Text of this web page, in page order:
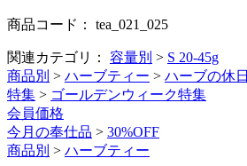
商品コード： tea_021_025
関連カテゴリ： 容量別 > S 20-45g
商品別 > ハーブティー > ハーブの休日
特集 > ゴールデンウィーク特集
会員価格
今月の奉仕品 > 30%OFF
商品別 > ハーブティー